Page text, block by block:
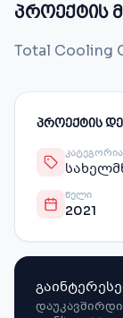
პროექტის
Total Cooling
ᲞᲠᲝᲔᲥᲢᲘᲡ
ᲙᲐᲢᲔᲒᲝᲠᲘᲐ
ᲬᲔᲚᲘ
2021